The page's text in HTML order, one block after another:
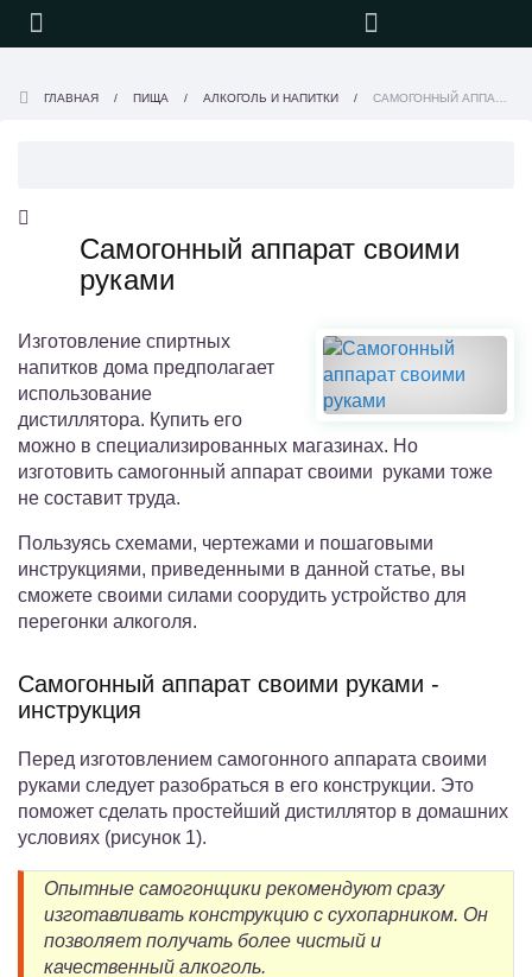
ГЛАВНАЯ ПИЩА АЛКОГОЛЬ И НАПИТКИ САМОГОННЫЙ АППАРАТ СВОИМИ РУКАМИ
Самогонный аппарат своими
руками
Изготовление спиртных
напитков дома предполагает
использование
дистиллятора. Купить его
можно в специализированных магазинах. Но
изготовить самогонный аппарат своими руками тоже
не составит труда.
Пользуясь схемами, чертежами и пошаговыми
инструкциями, приведенными в данной статье, вы
сможете своими силами соорудить устройство для
перегонки алкоголя.
Самогонный аппарат своими руками -
инструкция
Перед изготовлением самогонного аппарата своими
руками следует разобраться в его конструкции. Это
поможет сделать простейший дистиллятор в домашних
условиях (рисунок 1).
Опытные самогонщики рекомендуют сразу
изготавливать конструкцию с сухопарником. Он
позволяет получать более чистый и
качественный алкоголь.